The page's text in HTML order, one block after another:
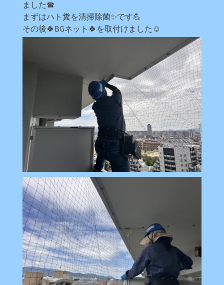
ました☎
まずはハト糞を清掃除菌✨です💪
その後🍀BGネット🍀を取付けました☺